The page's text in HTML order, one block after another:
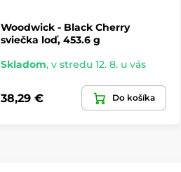
Woodwick - Black Cherry
sviečka loď, 453.6 g
Skladom, v stredu 12. 8. u vás
38,29 € Do košíka